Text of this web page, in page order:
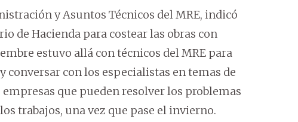
y Asuntos Técnicos del MRE, indicó
de Hacienda para costear las obras con
estuvo allá con técnicos del MRE para
conversar con los especialistas en temas de
que pueden resolver los problemas
trabajos, una vez que pase el invierno.